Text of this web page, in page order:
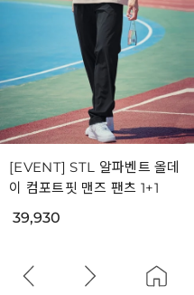
[EVENT] STL 알파벤트 올데
이 컴포트핏 맨즈 팬츠 1+1
39,930